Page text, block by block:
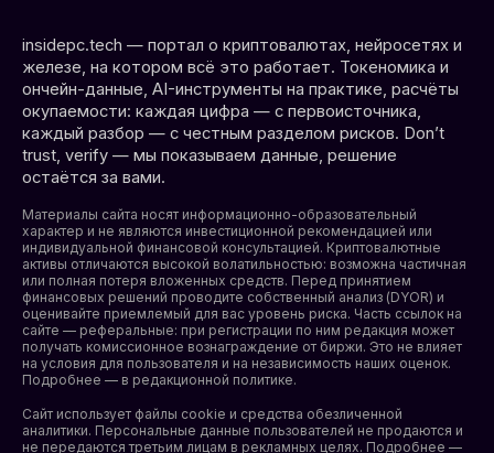
insidepc.tech — портал о криптовалютах, нейросетях и
железе, на котором всё это работает. Токеномика и
ончейн-данные, AI-инструменты на практике, расчёты
окупаемости: каждая цифра — с первоисточника,
каждый разбор — с честным разделом рисков. Don’t
trust, verify — мы показываем данные, решение
остаётся за вами.
Материалы сайта носят информационно-образовательный
характер и не являются инвестиционной рекомендацией или
индивидуальной финансовой консультацией. Криптовалютные
активы отличаются высокой волатильностью: возможна частичная
или полная потеря вложенных средств. Перед принятием
финансовых решений проводите собственный анализ (DYOR) и
оценивайте приемлемый для вас уровень риска. Часть ссылок на
сайте — реферальные: при регистрации по ним редакция может
получать комиссионное вознаграждение от биржи. Это не влияет
на условия для пользователя и на независимость наших оценок.
Подробнее — в редакционной политике.
Сайт использует файлы cookie и средства обезличенной
аналитики. Персональные данные пользователей не продаются и
не передаются третьим лицам в рекламных целях. Подробнее —